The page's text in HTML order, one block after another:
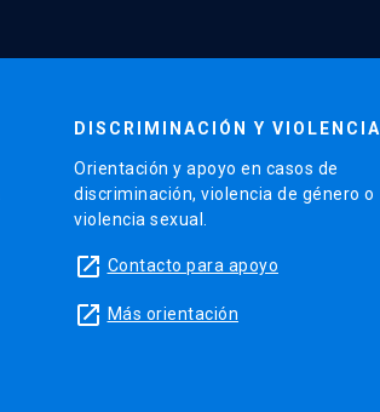
DISCRIMINACIÓN Y VIOLENCIA
Orientación y apoyo en casos de
discriminación, violencia de género o
violencia sexual.
launch Contacto para apoyo
launch Más orientación